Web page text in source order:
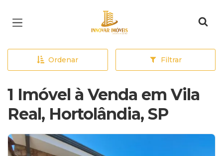
Página inicial
Ordenar Filtrar
1 Imóvel à Venda em Vila
Real, Hortolândia, SP